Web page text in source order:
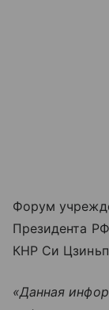
Форум
Президента
КНР Си
«Данная